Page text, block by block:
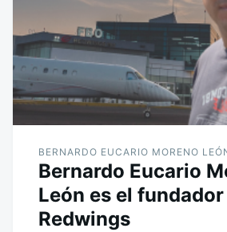
BERNARDO EUCARIO MORENO
Bernardo Eucario
León es el
Redwings